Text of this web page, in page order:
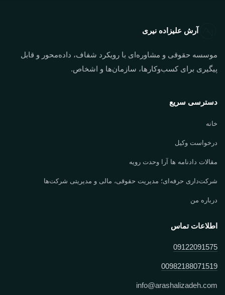
آرش علیزاده نیری
موسسه حقوقی و مشاوره‌ای با رویکرد شفاف، داده‌محور و قابل
پیگیری برای کسب‌وکارها، سازمان‌ها و اشخاص.
دسترسی سریع
خانه
درخواست وکیل
مقالات دادنامه ها آرا وحدت رویه
شرکت‌داری حرفه‌ای؛ مدیریت حقوقی، مالی و مدیریتی شرکت‌ها
درباره من
اطلاعات تماس
09122091575
00982188071519
info@arashalizadeh.com